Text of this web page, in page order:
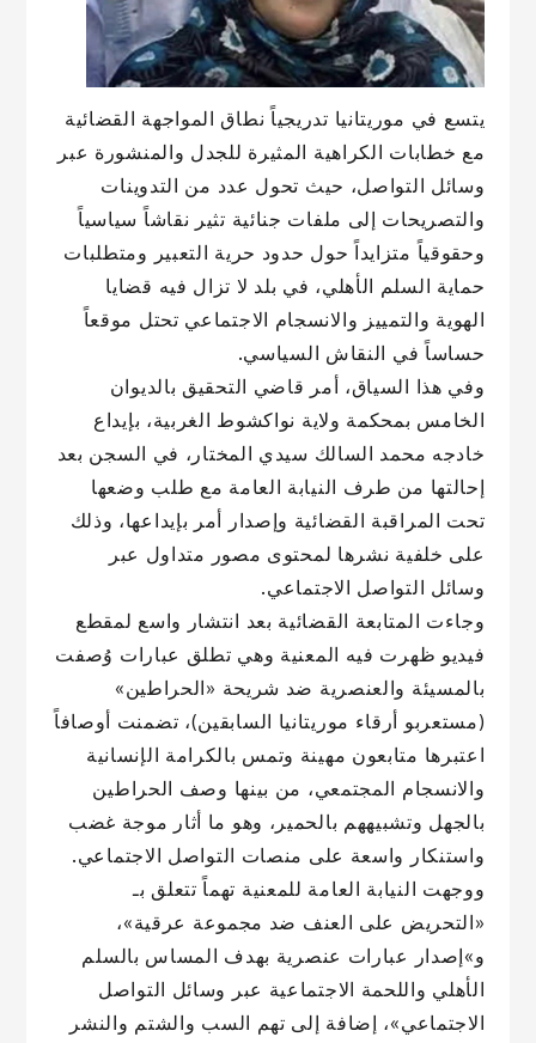
يتسع في موريتانيا تدريجياً نطاق المواجهة القضائية
مع خطابات الكراهية المثيرة للجدل والمنشورة عبر
وسائل التواصل، حيث تحول عدد من التدوينات
والتصريحات إلى ملفات جنائية تثير نقاشاً سياسياً
وحقوقياً متزايداً حول حدود حرية التعبير ومتطلبات
حماية السلم الأهلي، في بلد لا تزال فيه قضايا
الهوية والتمييز والانسجام الاجتماعي تحتل موقعاً
حساساً في النقاش السياسي.
وفي هذا السياق، أمر قاضي التحقيق بالديوان
الخامس بمحكمة ولاية نواكشوط الغربية، بإيداع
خادجه محمد السالك سيدي المختار، في السجن بعد
إحالتها من طرف النيابة العامة مع طلب وضعها
تحت المراقبة القضائية وإصدار أمر بإيداعها، وذلك
على خلفية نشرها لمحتوى مصور متداول عبر
وسائل التواصل الاجتماعي.
وجاءت المتابعة القضائية بعد انتشار واسع لمقطع
فيديو ظهرت فيه المعنية وهي تطلق عبارات وُصفت
بالمسيئة والعنصرية ضد شريحة «الحراطين»
(مستعربو أرقاء موريتانيا السابقين)، تضمنت أوصافاً
اعتبرها متابعون مهينة وتمس بالكرامة الإنسانية
والانسجام المجتمعي، من بينها وصف الحراطين
بالجهل وتشبيههم بالحمير، وهو ما أثار موجة غضب
واستنكار واسعة على منصات التواصل الاجتماعي.
ووجهت النيابة العامة للمعنية تهماً تتعلق بـ
«التحريض على العنف ضد مجموعة عرقية»،
و»إصدار عبارات عنصرية بهدف المساس بالسلم
الأهلي واللحمة الاجتماعية عبر وسائل التواصل
الاجتماعي»، إضافة إلى تهم السب والشتم والنشر